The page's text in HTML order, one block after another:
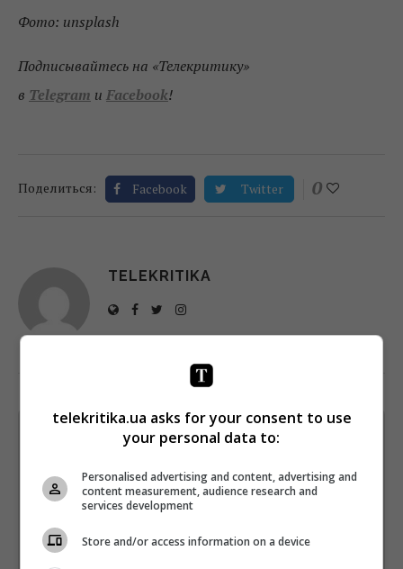
Фото: unsplash
Подписывайтесь на «Телекритику»
в Telegram и Facebook!
Поделиться: Facebook Twitter 0
TELEKRITIKA
Щотижневий лист з найцікавішим.
Підпишіться ще раз, якщо не отримуєте від нас листи
telekritika.ua asks for your consent to use
your personal data to:
Personalised advertising and content, advertising and
content measurement, audience research and
services development
Store and/or access information on a device